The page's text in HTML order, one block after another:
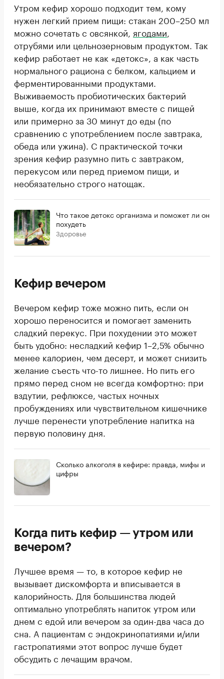
Утром кефир хорошо подходит тем, кому
нужен легкий прием пищи: стакан 200–250 мл
можно сочетать с овсянкой, ягодами
отрубями или цельнозерновым продуктом. Так
кефир работает не как «детокс», а как часть
нормального рациона с белком, кальцием и
ферментированными продуктами.
Выживаемость пробиотических бактерий
выше, когда их принимают вместе с пищей
или примерно за 30 минут до еды (по
сравнению с употреблением после завтрака,
обеда или ужина). С практической точки
зрения кефир разумно пить с завтраком,
перекусом или перед приемом пищи, и
необязательно строго натощак.
Что такое детокс организма и поможет ли он
похудеть
Здоровье
Кефир вечером
Вечером кефир тоже можно пить, если он
хорошо переносится и помогает заменить
сладкий перекус. При похудении это может
быть удобно: несладкий кефир 1–2,5% обычно
менее калориен, чем десерт, и может снизить
желание съесть что-то лишнее. Но пить его
прямо перед сном не всегда комфортно: при
вздутии, рефлюксе, частых ночных
пробуждениях или чувствительном кишечнике
лучше перенести употребление напитка на
первую половину дня.
Сколько алкоголя в кефире: правда, мифы и
цифры
Когда пить кефир — утром или
вечером?
Лучшее время — то, в которое кефир не
вызывает дискомфорта и вписывается в
калорийность. Для большинства людей
оптимально употреблять напиток утром или
днем с едой или вечером за один-два часа до
сна. А пациентам с эндокринопатиями и/или
гастропатиями этот вопрос лучше будет
обсудить с лечащим врачом.